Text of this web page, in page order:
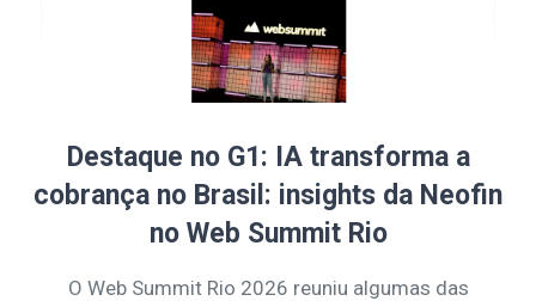
Destaque no G1: IA transforma a
cobrança no Brasil: insights da Neofin
no Web Summit Rio
O Web Summit Rio 2026 reuniu algumas das